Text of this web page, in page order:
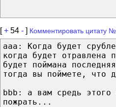
[+ 54 - ] Комментировать цитату
aaa: Когда будет
когда будет отравлена
будет поймана
тогда вы поймете, что
bbb: а вам средь этого
пожрать...